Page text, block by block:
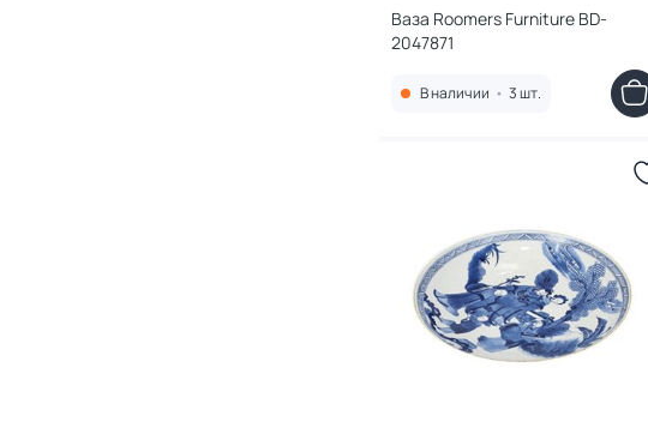
Ваза Roomers Furniture BD-
2047871
В наличии • 3 шт.